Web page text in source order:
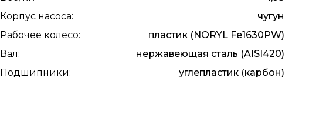
Корпус насоса:
чугун
Рабочее колесо:
пластик (NORYL Fe1630PW)
Вал:
нержавеющая сталь (AISI420)
Подшипники: углепластик (карбон)